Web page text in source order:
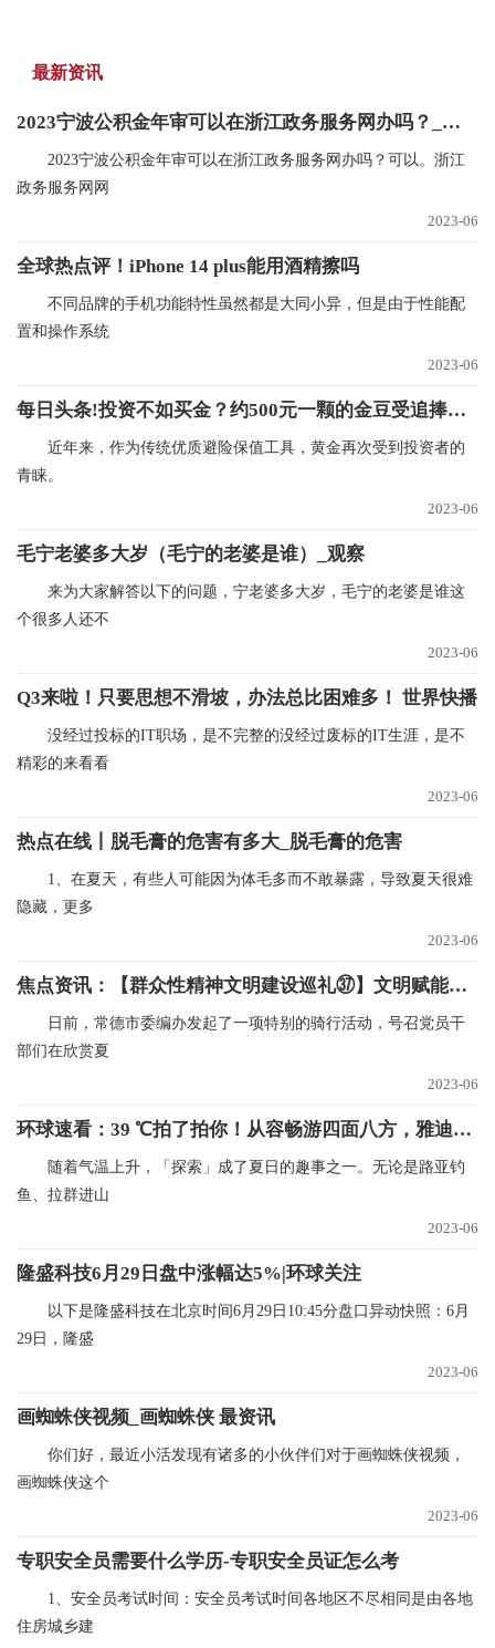
最新资讯
2023宁波公积金年审可以在浙江政务服务网办吗？_焦点快播
2023宁波公积金年审可以在浙江政务服务网办吗？可以。浙江
政务服务网网
2023-06
全球热点评！iPhone 14 plus能用酒精擦吗
不同品牌的手机功能特性虽然都是大同小异，但是由于性能配
置和操作系统
2023-06
每日头条!投资不如买金？约500元一颗的金豆受追捧，短期转手一颗或亏90元
近年来，作为传统优质避险保值工具，黄金再次受到投资者的
青睐。
2023-06
毛宁老婆多大岁（毛宁的老婆是谁）_观察
来为大家解答以下的问题，宁老婆多大岁，毛宁的老婆是谁这
个很多人还不
2023-06
Q3来啦！只要思想不滑坡，办法总比困难多！ 世界快播
没经过投标的IT职场，是不完整的没经过废标的IT生涯，是不
精彩的来看看
2023-06
热点在线丨脱毛膏的危害有多大_脱毛膏的危害
1、在夏天，有些人可能因为体毛多而不敢暴露，导致夏天很难
隐藏，更多
2023-06
焦点资讯：【群众性精神文明建设巡礼㊲】文明赋能编制精彩——常德市委编办创建省级文明标兵单位小记
日前，常德市委编办发起了一项特别的骑行活动，号召党员干
部们在欣赏夏
2023-06
环球速看：39 ℃拍了拍你！从容畅游四面八方，雅迪出行搭子帮你爱上夏天
随着气温上升，「探索」成了夏日的趣事之一。无论是路亚钓
鱼、拉群进山
2023-06
隆盛科技6月29日盘中涨幅达5%|环球关注
以下是隆盛科技在北京时间6月29日10:45分盘口异动快照：6月
29日，隆盛
2023-06
画蜘蛛侠视频_画蜘蛛侠 最资讯
你们好，最近小活发现有诸多的小伙伴们对于画蜘蛛侠视频，
画蜘蛛侠这个
2023-06
专职安全员需要什么学历-专职安全员证怎么考
1、安全员考试时间：安全员考试时间各地区不尽相同是由各地
住房城乡建